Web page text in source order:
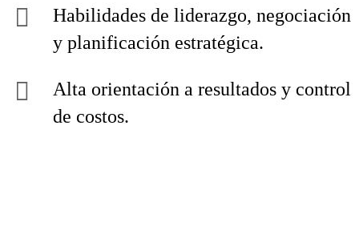
Habilidades de liderazgo, negociación
y planificación estratégica.
Alta orientación a resultados y control
de costos.